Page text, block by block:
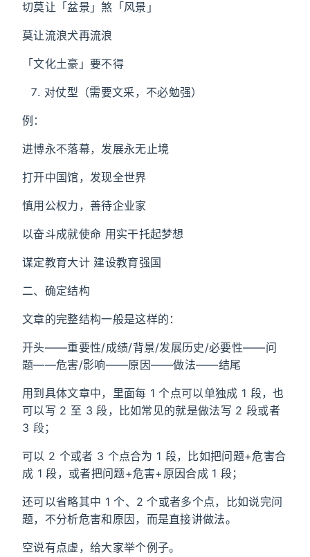
切莫让「盆景」煞「风景」
莫让流浪犬再流浪
「文化土豪」要不得
对仗型（需要文采，不必勉强）
例：
进博永不落幕，发展永无止境
打开中国馆，发现全世界
慎用公权力，善待企业家
以奋斗成就使命 用实干托起梦想
谋定教育大计 建设教育强国
二、确定结构
文章的完整结构一般是这样的：
开头——重要性/成绩/背景/发展历史/必要性——问
题——危害/影响——原因——做法——结尾
用到具体文章中，里面每 1 个点可以单独成 1 段，也
可以写 2 至 3 段，比如常见的就是做法写 2 段或者
3 段；
可以 2 个或者 3 个点合为 1 段，比如把问题+危害合
成 1 段，或者把问题+危害+原因合成 1 段；
还可以省略其中 1 个、2 个或者多个点，比如说完问
题，不分析危害和原因，而是直接讲做法。
空说有点虚，给大家举个例子。